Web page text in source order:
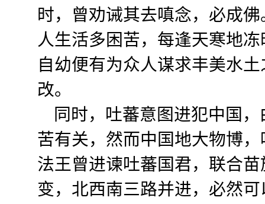
时，曾劝诫其去嗔念，必成
人生活多困苦，每逢天寒地
自幼便有为众人谋求丰美水
改。
同时，吐蕃意图进犯中国，
苦有关，然而中国地大物博
法王曾进谏吐蕃国君，联合
变，北西南三路并进，必然